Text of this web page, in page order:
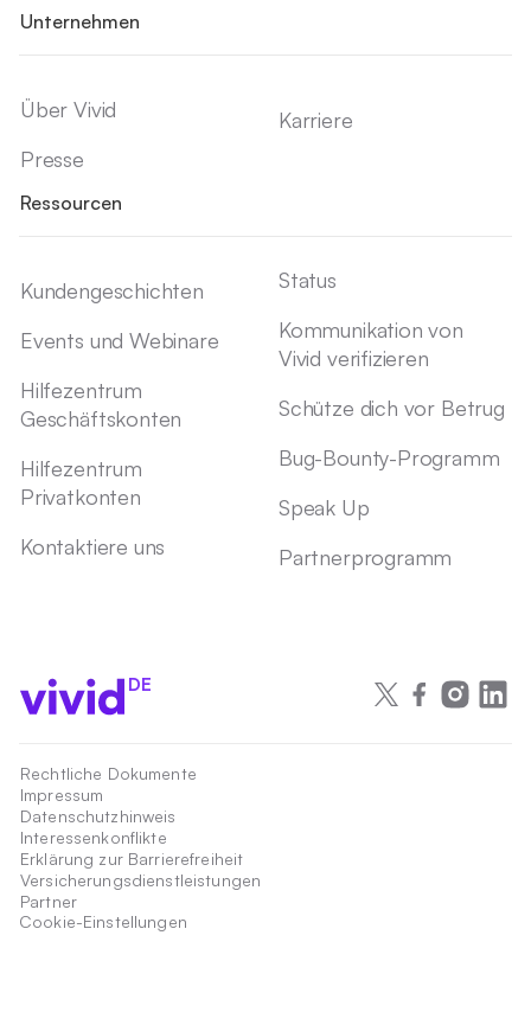
Unternehmen
Über Vivid
Presse
Karriere
Ressourcen
Kundengeschichten
Events und Webinare
Hilfezentrum
Geschäftskonten
Hilfezentrum
Privatkonten
Kontaktiere uns
Status
Kommunikation von
Vivid verifizieren
Schütze dich vor Betrug
Bug-Bounty-Programm
Speak Up
Partnerprogramm
DE
Rechtliche Dokumente
Impressum
Datenschutzhinweis
Interessenkonflikte
Erklärung zur Barrierefreiheit
Versicherungsdienstleistungen
Partner
Cookie-Einstellungen